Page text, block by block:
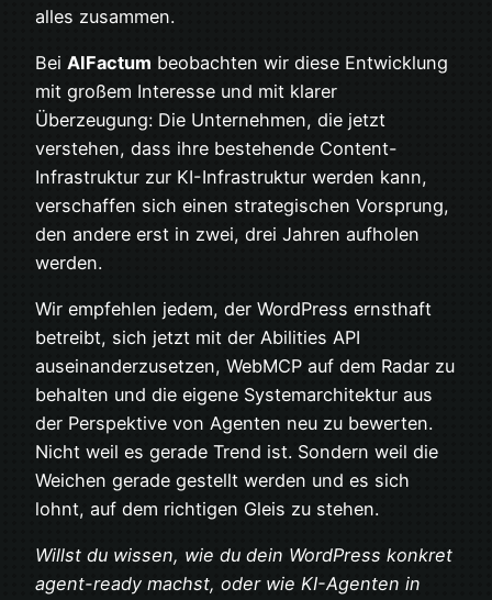
alles zusammen.
Bei AIFactum beobachten wir diese Entwicklung
mit großem Interesse und mit klarer
Überzeugung: Die Unternehmen, die jetzt
verstehen, dass ihre bestehende Content-
Infrastruktur zur KI-Infrastruktur werden kann,
verschaffen sich einen strategischen Vorsprung,
den andere erst in zwei, drei Jahren aufholen
werden.
Wir empfehlen jedem, der WordPress ernsthaft
betreibt, sich jetzt mit der Abilities API
auseinanderzusetzen, WebMCP auf dem Radar zu
behalten und die eigene Systemarchitektur aus
der Perspektive von Agenten neu zu bewerten.
Nicht weil es gerade Trend ist. Sondern weil die
Weichen gerade gestellt werden und es sich
lohnt, auf dem richtigen Gleis zu stehen.
Willst du wissen, wie du dein WordPress konkret
agent-ready machst, oder wie KI-Agenten in